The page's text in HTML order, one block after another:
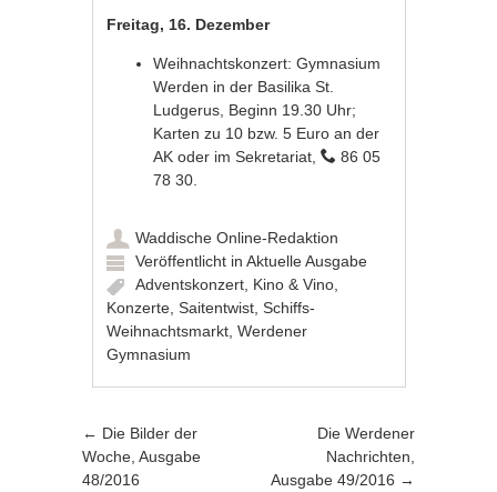
Freitag, 16. Dezember
Weihnachtskonzert: Gymnasium
Werden in der Basilika St.
Ludgerus, Beginn 19.30 Uhr;
Karten zu 10 bzw. 5 Euro an der
AK oder im Sekretariat,
86 05
78 30.
Waddische Online-Redaktion
Veröffentlicht inAktuelle Ausgabe
Adventskonzert Kino & Vino
Konzerte ,Saitentwist ,Schiffs-
Weihnachtsmarkt ,Werdener
Gymnasium
Artikel-Navigation
← Die Bilder der
Woche, Ausgabe
48/2016
Die Werdener
Nachrichten,
Ausgabe 49/2016 →